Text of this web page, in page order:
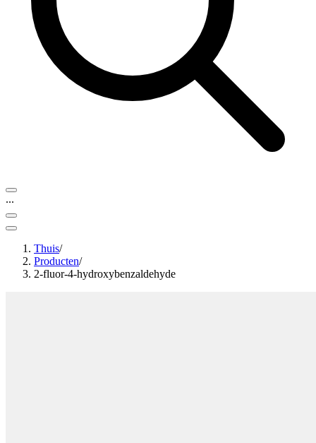
...
Thuis/
Producten/
2-fluor-4-hydroxybenzaldehyde